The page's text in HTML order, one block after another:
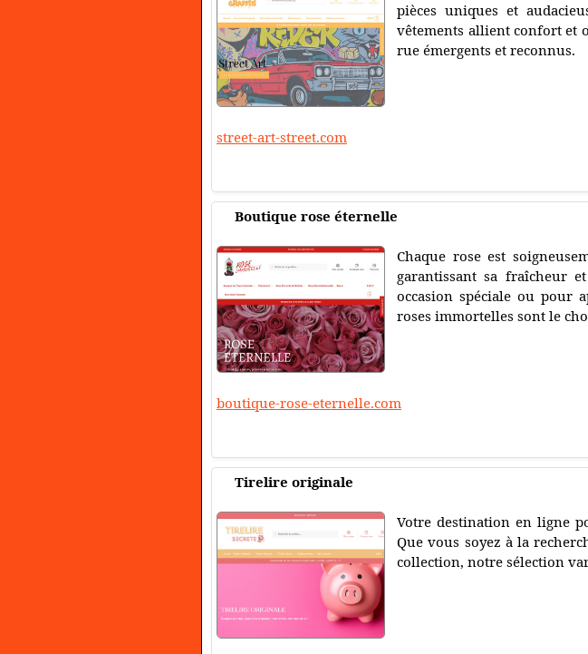
pièces uniques et
vêtements allient confort et
rue émergents et reconnus.
street-art-street.com
Boutique rose éternelle
Chaque rose est
garantissant sa fraîcheur
occasion spéciale ou pour
roses immortelles sont le
boutique-rose-eternelle.com
Tirelire originale
Votre destination en ligne
Que vous soyez à la
collection, notre sélection